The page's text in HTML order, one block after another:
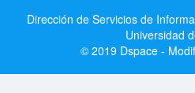
Dirección de Servicios de
Universidad
© 2019 Dspace -